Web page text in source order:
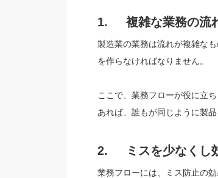
1. 複雑な業務の流
製造業の業務は流れが複雑な
を作らなければなりません。
ここで、業務フローが役に立
あれば、誰もが同じように製品
2. ミスを少なくし
業務フローには、ミス防止の